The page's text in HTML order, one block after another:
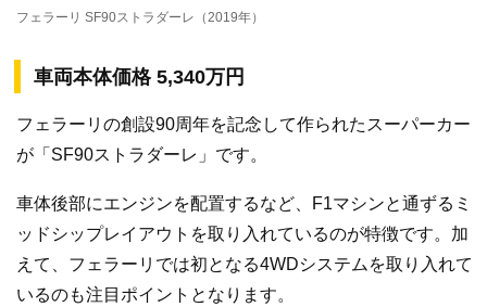
フェラーリ SF90ストラダーレ（2019年）
車両本体価格 5,340万円
フェラーリの創設90周年を記念して作られたスーパーカー
が「SF90ストラダーレ」です。
車体後部にエンジンを配置するなど、F1マシンと通ずるミ
ッドシップレイアウトを取り入れているのが特徴です。加
えて、フェラーリでは初となる4WDシステムを取り入れて
いるのも注目ポイントとなります。